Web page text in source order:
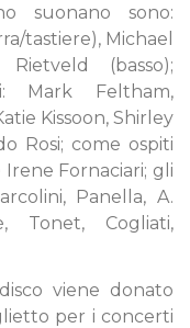
suonano sono:
tastiere), Michael
(basso);
Mark Feltham,
Kissoon, Shirley
Rosi; come ospiti
Fornaciari; gli
Panella, A.
Tonet, Cogliati,
viene donato
per i concerti